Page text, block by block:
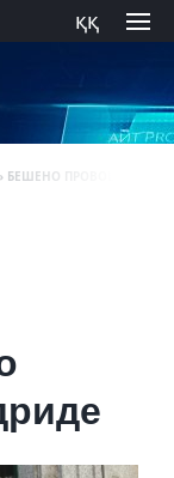
ққ
БЕШЕНО ПРОВОЦИРОВАЛ